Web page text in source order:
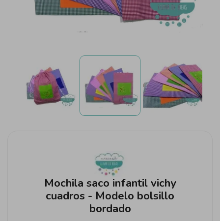
Mochila saco infantil vichy
cuadros - Modelo bolsillo
bordado